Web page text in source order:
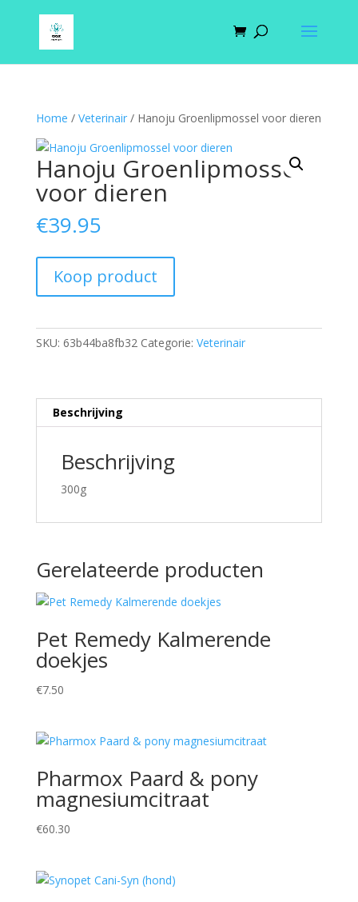
Home / Veterinair/ Hanoju Groenlipmossel voor dieren
Hanoju Groenlipmossel
voor dieren
€39.95
Koop product
SKU: 63b44ba8fb32 Categorie: Veterinair
Beschrijving
Beschrijving
300g
Gerelateerde producten
Pet Remedy Kalmerende
doekjes
€7.50
Pharmox Paard & pony
magnesiumcitraat
€60.30